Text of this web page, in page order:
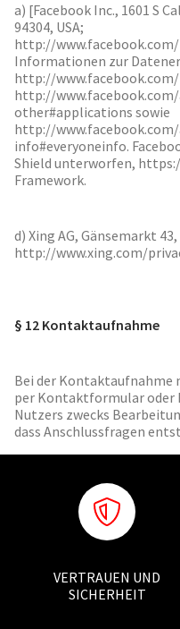
a) [Facebook Inc., 1601 S
94304, USA;
http://
Informationen zur
http://www.facebook.com/
http://
other#applications sowie
http://
info#everyoneinfo.
Shield unterworfen,
Framework.
d) Xing AG, Gänsemarkt
http://www.xing.com/
§ 12 Kontaktaufnahme
Bei der Kontaktaufnahme
per Kontaktformular oder
Nutzers zwecks
dass Anschlussfragen
VERTRAUEN UND
SICHERHEIT